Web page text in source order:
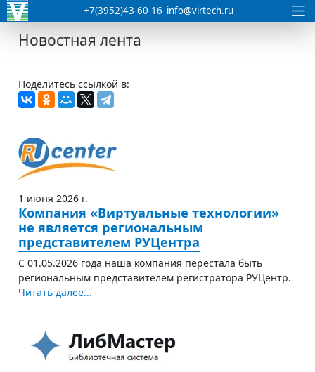
+7(3952)43-60-16 info@virtech.ru
Новостная лента
Поделитесь ссылкой в:
1 июня 2026 г.
Компания «Виртуальные технологии»
не является региональным
представителем РУЦентра
С 01.05.2026 года наша компания перестала быть
региональным представителем регистратора РУЦентр.
Читать далее...